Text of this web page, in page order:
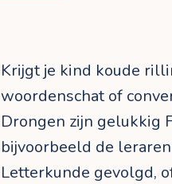
Krijgt je kind koude
woordenschat of
Drongen zijn gelukkig
bijvoorbeeld de
Letterkunde gevolgd,